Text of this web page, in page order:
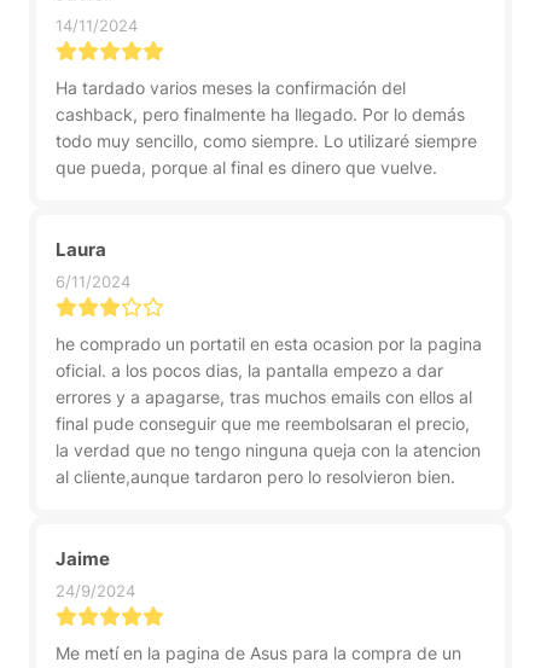
14/11/2024
Ha tardado varios meses la confirmación del
cashback, pero finalmente ha llegado. Por lo demás
todo muy sencillo, como siempre. Lo utilizaré siempre
que pueda, porque al final es dinero que vuelve.
Laura
6/11/2024
he comprado un portatil en esta ocasion por la pagina
oficial. a los pocos dias, la pantalla empezo a dar
errores y a apagarse, tras muchos emails con ellos al
final pude conseguir que me reembolsaran el precio,
la verdad que no tengo ninguna queja con la atencion
al cliente,aunque tardaron pero lo resolvieron bien.
Jaime
24/9/2024
Me metí en la pagina de Asus para la compra de un